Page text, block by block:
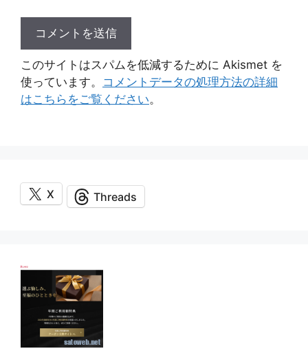
このサイトはスパムを低減するために Akismet を
使っています。 コメントデータの処理方法の詳細
はこちらをご覧ください。
X Threads